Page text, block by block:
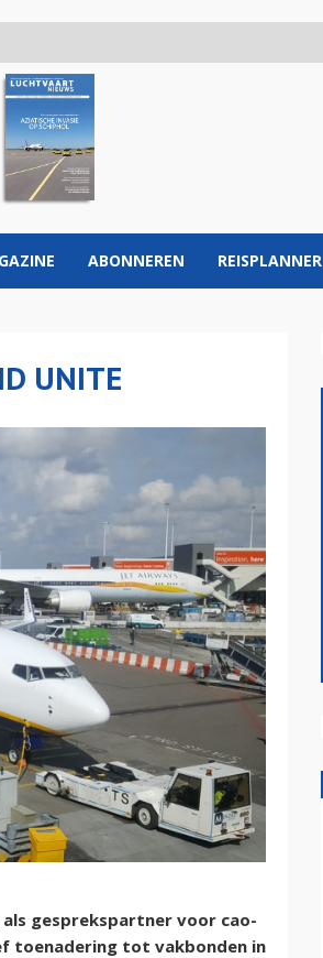
ABONNEREN REISPLANNER
UNITE
als gesprekspartner voor cao-
toenadering tot vakbonden in